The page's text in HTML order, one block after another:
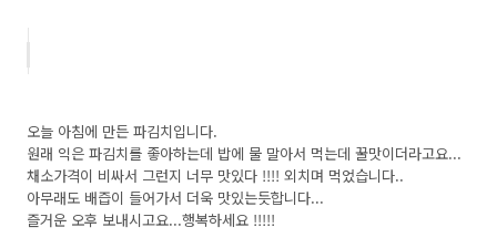
오늘 아침에 만든 파김치입니다.
원래 익은 파김치를 좋아하는데 밥에 물 말아서 먹는데 꿀맛이더라고요...
채소가격이 비싸서 그런지 너무 맛있다 !!!! 외치며 먹었습니다..
아무래도 배즙이 들어가서 더욱 맛있는듯합니다...
즐거운 오후 보내시고요...행복하세요 !!!!!